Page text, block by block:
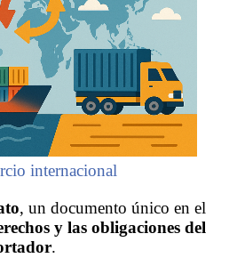
internacional
, un documento único en el
y las obligaciones del
.